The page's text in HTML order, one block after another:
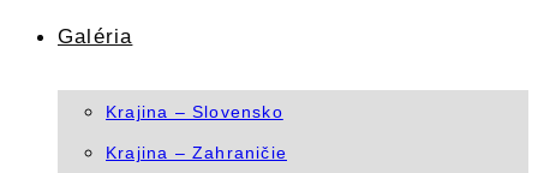
Galéria
Krajina – Slovensko
Krajina – Zahraničie